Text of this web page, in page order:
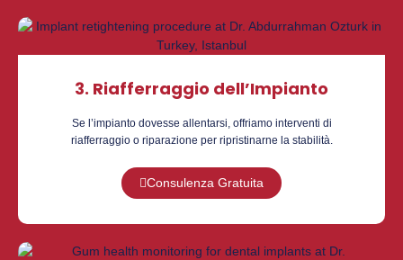
3. Riafferraggio dell’Impianto
Se l’impianto dovesse allentarsi, offriamo interventi di
riafferraggio o riparazione per ripristinarne la stabilità.
Consulenza Gratuita